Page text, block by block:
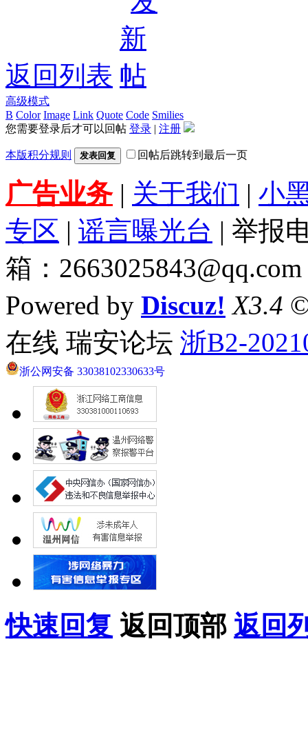
返回列表
高级模式
B Color Image Link Quote Code Smilies
您需要登录后才可以回帖 登录 | 注册
本版积分规则 发表回复 回帖后跳转到最后一页
广告业务| 关于我们 | 小
专区 | 谣言曝光台 | 举报
箱：2663025843@qq.com
Powered by Discuz! X3.4
在线 瑞安论坛 浙B2-
浙公网安备 33038102330633号
快速回复 返回顶部 返回